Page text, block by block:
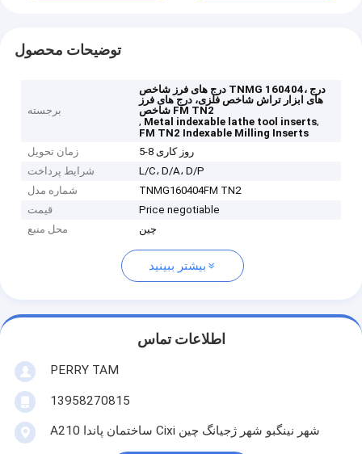
توضیحات محصول
برجسته
درج های فرز شاخص TNMG 160404، درج
های ابزار تراش شاخص فلزی، درج های فرز
شاخص FM TN2
,Metal indexable lathe tool inserts,
FM TN2 Indexable Milling Inserts
زمان تحویل
5-8 روز کاری
شرایط پرداخت
L/C، D/A، D/P
شماره مدل
TNMG160404FM TN2
قیمت
Price negotiable
محل منبع
چین
بیشتر ببینید
اطلاعات تماس
PERRY TAM
13958270815
A210 ساختمان پاندا Cixi شهر نینگبو شهر ژجیانگ چین